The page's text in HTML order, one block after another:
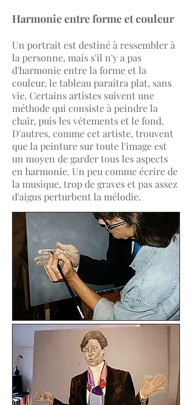
Harmonie entre forme et couleur
Un portrait est destiné à ressembler à
la personne, mais s'il n'y a pas
d'harmonie entre la forme et la
couleur, le tableau paraîtra plat, sans
vie. Certains artistes suivent une
méthode qui consiste à peindre la
chair, puis les vêtements et le fond.
D'autres, comme cet artiste, trouvent
que la peinture sur toute l'image est
un moyen de garder tous les aspects
en harmonie. Un peu comme écrire de
la musique, trop de graves et pas assez
d'aigus perturbent la mélodie.